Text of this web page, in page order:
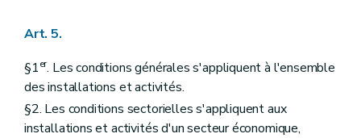
Art. 5.
§1er. Les conditions générales s'appliquent à l'ensemble
des installations et activités.
§2. Les conditions sectorielles s'appliquent aux
installations et activités d'un secteur économique,